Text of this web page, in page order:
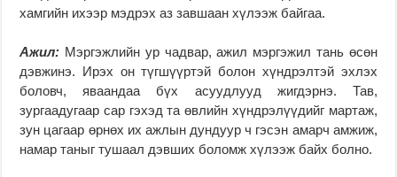
хамгийн ихээр мэдрэх аз завшаан хүлээж байгаа.
Ажил: Мэргэжлийн ур чадвар, ажил мэргэжил тань өсөн
дэвжинэ. Ирэх он түгшүүртэй болон хүндрэлтэй эхлэх
боловч, яваандаа бүх асуудлууд жигдэрнэ. Тав,
зургаадугаар сар гэхэд та өвлийн хүндрэлүүдийг мартаж,
зун цагаар өрнөх их ажлын дундуур ч гэсэн амарч амжиж,
намар таныг тушаал дэвших боломж хүлээж байх болно.